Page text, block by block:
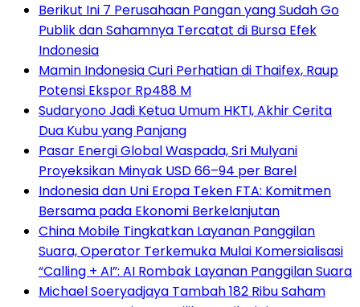
Berikut Ini 7 Perusahaan Pangan yang Sudah Go
Publik dan Sahamnya Tercatat di Bursa Efek
Indonesia
Mamin Indonesia Curi Perhatian di Thaifex, Raup
Potensi Ekspor Rp488 M
Sudaryono Jadi Ketua Umum HKTI, Akhir Cerita
Dua Kubu yang Panjang
Pasar Energi Global Waspada, Sri Mulyani
Proyeksikan Minyak USD 66–94 per Barel
Indonesia dan Uni Eropa Teken FTA: Komitmen
Bersama pada Ekonomi Berkelanjutan
China Mobile Tingkatkan Layanan Panggilan
Suara, Operator Terkemuka Mulai Komersialisasi
“Calling + AI”: AI Rombak Layanan Panggilan Suara
Michael Soeryadjaya Tambah 182 Ribu Saham